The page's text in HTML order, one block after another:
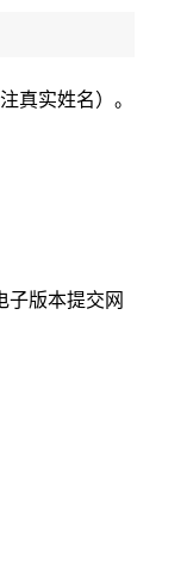
真实姓名）。
子版本提交 网